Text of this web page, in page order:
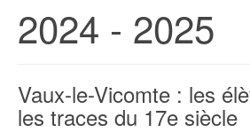
2024 - 2025
Vaux-le-Vicomte : les
les traces du 17e siècle